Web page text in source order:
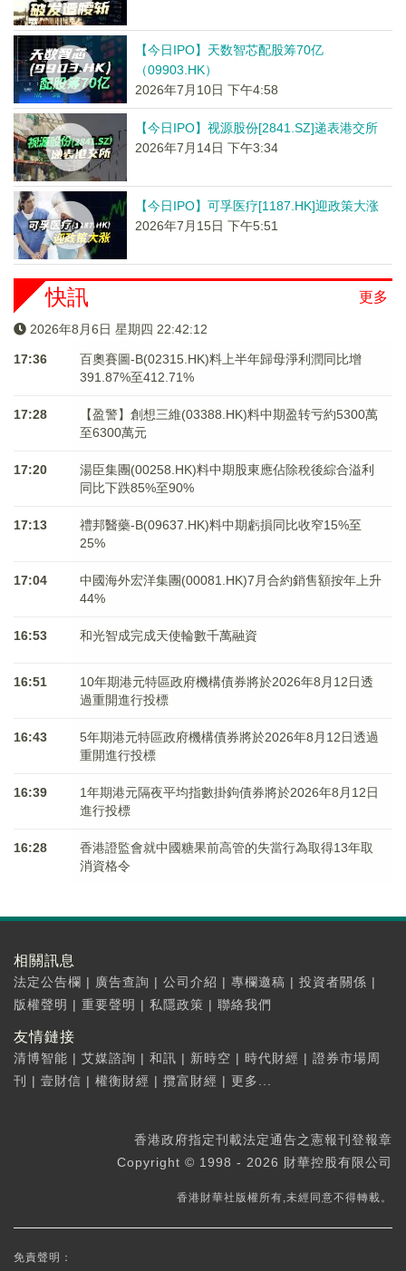
【今日IPO】天数智芯配股筹70亿
（09903.HK）
2026年7月10日 下午4:58
【今日IPO】视源股份[2841.SZ]递表港交所
2026年7月14日 下午3:34
【今日IPO】可孚医疗[1187.HK]迎政策大涨
2026年7月15日 下午5:51
更多
快訊
2026年8月6日 星期四 22:42:12
17:36
百奧賽圖-B(02315.HK)料上半年歸母淨利潤同比增
391.87%至412.71%
17:28
【盈警】創想三維(03388.HK)料中期盈转亏約5300萬
至6300萬元
17:20
湯臣集團(00258.HK)料中期股東應佔除稅後綜合溢利
同比下跌85%至90%
17:13
禮邦醫藥-B(09637.HK)料中期虧損同比收窄15%至
25%
17:04
中國海外宏洋集團(00081.HK)7月合約銷售額按年上升
44%
16:53 和光智成完成天使輪數千萬融資
16:51
10年期港元特區政府機構債券將於2026年8月12日透
過重開進行投標
16:43
5年期港元特區政府機構債券將於2026年8月12日透過
重開進行投標
16:39
1年期港元隔夜平均指數掛鉤債券將於2026年8月12日
進行投標
16:28
香港證監會就中國糖果前高管的失當行為取得13年取
消資格令
相關訊息
法定公告欄 | 廣告查詢 | 公司介紹 | 專欄邀稿 | 投資者關係 |
版權聲明 | 重要聲明 | 私隱政策 | 聯絡我們
友情鏈接
清博智能 | 艾媒諮詢 | 和訊 | 新時空 | 時代財經 | 證券市場周
刊
| 壹財信 | 權衡財經 | 攬富財經 | 更多...
香港政府指定刊載法定通告之憲報刊登報章
Copyright © 1998 - 2026 財華控股有限公司
香港財華社版權所有,未經同意不得轉載。
免責聲明：